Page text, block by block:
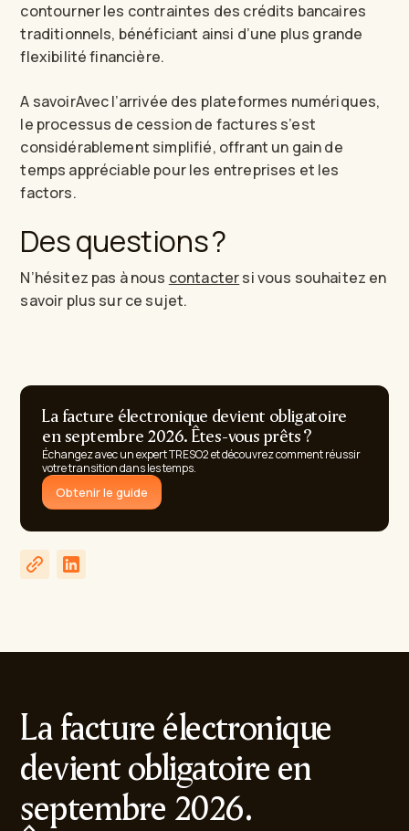
contourner les contraintes des crédits bancaires
traditionnels, bénéficiant ainsi d’une plus grande
flexibilité financière.
A savoirAvec l’arrivée des plateformes numériques,
le processus de cession de factures s’est
considérablement simplifié, offrant un gain de
temps appréciable pour les entreprises et les
factors.
Des questions ?
N’hésitez pas à nous contactersi vous souhaitez en
savoir plus sur ce sujet.
La facture électronique devient obligatoire
en septembre 2026. Êtes-vous prêts ?
Échangez avec un expert TRESO2 et découvrez comment réussir
votre transition dans les temps.
Obtenir le guide
La facture électronique
devient obligatoire en
septembre 2026.